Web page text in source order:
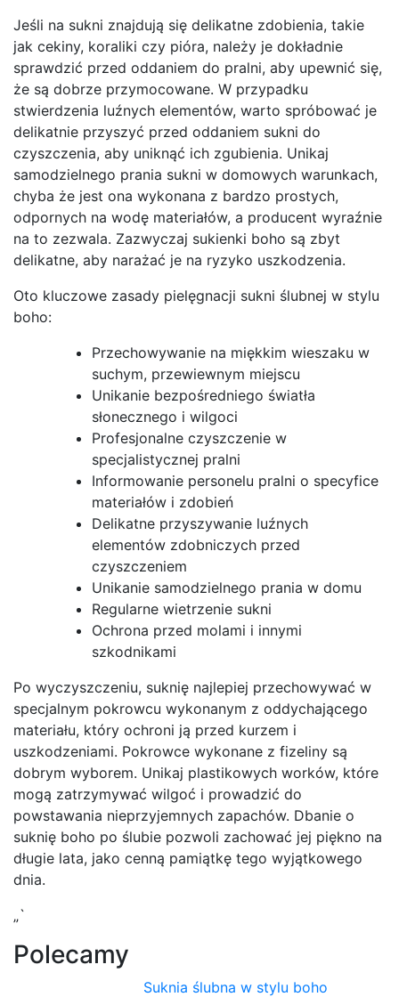
Jeśli na sukni znajdują się delikatne zdobienia, takie
jak cekiny, koraliki czy pióra, należy je dokładnie
sprawdzić przed oddaniem do pralni, aby upewnić się,
że są dobrze przymocowane. W przypadku
stwierdzenia luźnych elementów, warto spróbować je
delikatnie przyszyć przed oddaniem sukni do
czyszczenia, aby uniknąć ich zgubienia. Unikaj
samodzielnego prania sukni w domowych warunkach,
chyba że jest ona wykonana z bardzo prostych,
odpornych na wodę materiałów, a producent wyraźnie
na to zezwala. Zazwyczaj sukienki boho są zbyt
delikatne, aby narażać je na ryzyko uszkodzenia.
Oto kluczowe zasady pielęgnacji sukni ślubnej w stylu
boho:
Przechowywanie na miękkim wieszaku w
suchym, przewiewnym miejscu
Unikanie bezpośredniego światła
słonecznego i wilgoci
Profesjonalne czyszczenie w
specjalistycznej pralni
Informowanie personelu pralni o specyfice
materiałów i zdobień
Delikatne przyszywanie luźnych
elementów zdobniczych przed
czyszczeniem
Unikanie samodzielnego prania w domu
Regularne wietrzenie sukni
Ochrona przed molami i innymi
szkodnikami
Po wyczyszczeniu, suknię najlepiej przechowywać w
specjalnym pokrowcu wykonanym z oddychającego
materiału, który ochroni ją przed kurzem i
uszkodzeniami. Pokrowce wykonane z fizeliny są
dobrym wyborem. Unikaj plastikowych worków, które
mogą zatrzymywać wilgoć i prowadzić do
powstawania nieprzyjemnych zapachów. Dbanie o
suknię boho po ślubie pozwoli zachować jej piękno na
długie lata, jako cenną pamiątkę tego wyjątkowego
dnia.
„`
Polecamy
Suknia ślubna w stylu boho